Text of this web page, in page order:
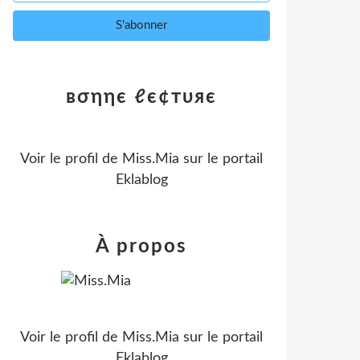
вσηηє ℓє¢тυяє
Voir le profil de Miss.Mia sur le portail
Eklablog
À propos
Voir le profil de Miss.Mia sur le portail